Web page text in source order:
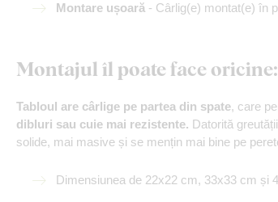
Montare ușoară - Cârlig(e) montat(e) în
Montajul îl poate face oricine:
Tabloul are cârlige pe partea din spate, care
dibluri sau cuie mai rezistente. Datorită
solide, mai masive și se mențin mai bine pe
Dimensiunea de 22x22 cm, 33x33 cm și